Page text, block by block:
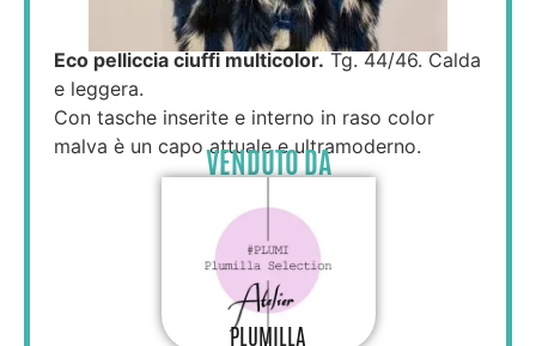
Eco pelliccia ciuffi multicolor. Tg. 44/46. Calda
e leggera.
Con tasche inserite e interno in raso color
malva è un capo attuale e ultramoderno.
VENDUTO DA
PLUMILLA